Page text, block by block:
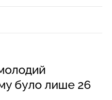
було лише 26